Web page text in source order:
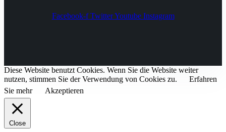
Facebook-f Twitter Youtube Instagram
Diese Website benutzt Cookies. Wenn Sie die Website weiter
nutzen, stimmen Sie der Verwendung von Cookies zu.
Erfahren
Sie mehr
Akzeptieren
Close